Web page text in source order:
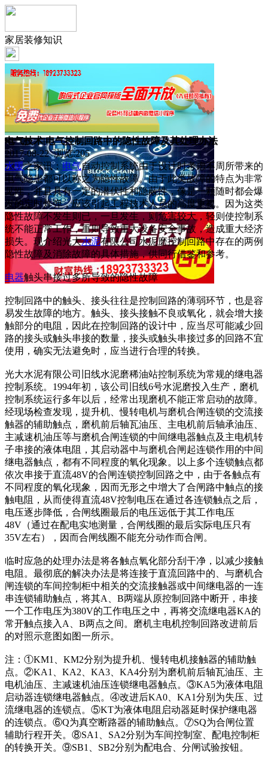
家居装修知识
电气技术|电气控制回路中的隐性故障及其处理办法
2017-08-22 浏览:205
水暖之家讯：电气自动控制系统由于设计时考虑不周所带来的
电气隐患都可以称之为隐性故障。由于此类故障的特点为非常
见性，并且具有一定的潜伏性和隐蔽性，像是一颗随时都会爆
发的定时炸弹，应该引起工程技术人员的高度重视。因为这类
隐性故障不发生则已，一旦发生，则危害较大，轻则使控制系
统不能正常工作，重则导致重大设备安全事故，造成重大经济
损失。现介绍光大水泥有限公司水泥磨控制回路中存在的两例
隐性故障及消除故障的具体措施，供同行借鉴和参考。
电器触头串接过多所导致的隐性故障
控制回路中的触头、接头往往是控制回路的薄弱环节，也是容
易发生故障的地方。触头、接头接触不良或氧化，就会增大接
触部分的电阻，因此在控制回路的设计中，应当尽可能减少回
路的接头或触头串接的数量，接头或触头串接过多的回路不宜
使用，确实无法避免时，应当进行合理的转换。
光大水泥有限公司旧线水泥磨稀油站控制系统为常规的继电器
控制系统。1994年初，该公司旧线6号水泥磨投入生产，磨机
控制系统运行多年以后，经常出现磨机不能正常启动的故障。
经现场检查发现，提升机、慢转电机与磨机合闸连锁的交流接
触器的辅助触点，磨机前后轴瓦油压、主电机前后轴承油压、
主减速机油压等与磨机合闸连锁的中间继电器触点及主电机转
子串接的液体电阻，其启动器中与磨机合闸起连锁作用的中间
继电器触点，都有不同程度的氧化现象。以上多个连锁触点都
依次串接于直流48V的合闸连锁控制回路之中，由于各触点有
不同程度的氧化现象，因而无形之中增大了合闸路中触点的接
触电阻，从而使得直流48V控制电压在通过各连锁触点之后，
电压逐步降低，合闸线圈最后的电压远低于其工作电压
48V（通过在配电实地测量，合闸线圈的最后实际电压只有
35V左右），因而合闸线圈不能充分动作而合闸。
临时应急的处理办法是将各触点氧化部分刮干净，以减少接触
电阻。最彻底的解决办法是将连接于直流回路中的、与磨机合
闸连锁的车间控制柜中相关的交流接触器或中间继电器的一连
串连锁辅助触点，将其A、B两端从原控制回路中断开，串接
一个工作电压为380V的工作电压之中，再将交流继电器KA的
常开触点接入A、B两点之间。磨机主电机控制回路改进前后
的对照示意图如图一所示。
注：①KM1、KM2分别为提升机、慢转电机接触器的辅助触
点。②KA1、KA2、KA3、KA4分别为磨机前后轴瓦油压、主
电机油压、主减速机油压连锁继电器触点。③KA5为液体电阻
启动器连锁继电器触点。④改进后KA0、KA1分别为失压、过
流继电器的连锁点。⑤KT为液体电阻启动器延时保护继电器
的连锁点。⑥Q为真空断路器的辅助触点。⑦SQ为合闸位置
辅助行程开关。⑧SA1、SA2分别为车间控制室、配电控制柜
的转换开关。⑨SB1、SB2分别为配电合、分闸试验按钮。